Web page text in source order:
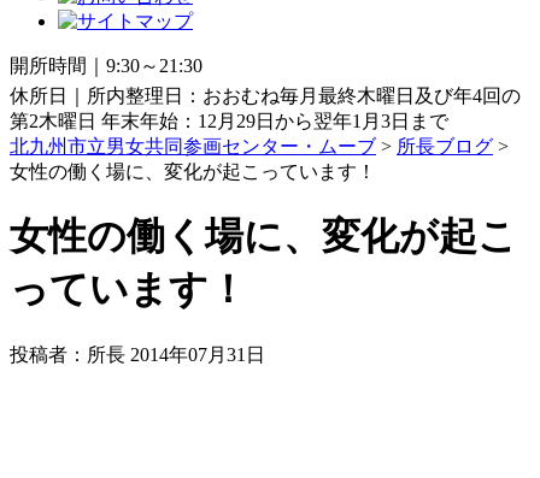
開所時間｜9:30～21:30
休所日｜所内整理日：おおむね毎月最終木曜日及び年4回の
第2木曜日 年末年始：12月29日から翌年1月3日まで
北九州市立男女共同参画センター・ムーブ > 所長ブログ >
女性の働く場に、変化が起こっています！
女性の働く場に、変化が起こ
っています！
投稿者：所長 2014年07月31日